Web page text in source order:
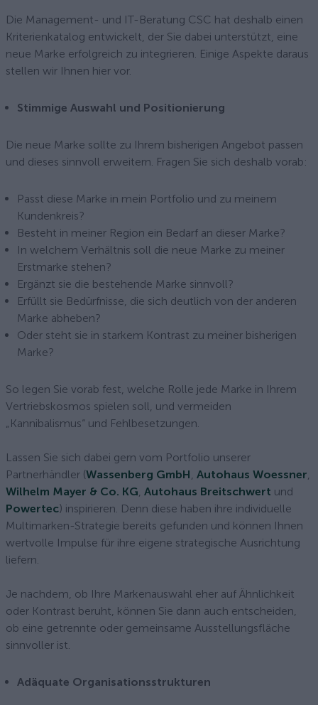
Die Management- und IT-Beratung CSC hat deshalb einen
Kriterienkatalog entwickelt, der Sie dabei unterstützt, eine
neue Marke erfolgreich zu integrieren. Einige Aspekte daraus
stellen wir Ihnen hier vor.
Stimmige Auswahl und Positionierung
Die neue Marke sollte zu Ihrem bisherigen Angebot passen
und dieses sinnvoll erweitern. Fragen Sie sich deshalb vorab:
Passt diese Marke in mein Portfolio und zu meinem
Kundenkreis?
Besteht in meiner Region ein Bedarf an dieser Marke?
In welchem Verhältnis soll die neue Marke zu meiner
Erstmarke stehen?
Ergänzt sie die bestehende Marke sinnvoll?
Erfüllt sie Bedürfnisse, die sich deutlich von der anderen
Marke abheben?
Oder steht sie in starkem Kontrast zu meiner bisherigen
Marke?
So legen Sie vorab fest, welche Rolle jede Marke in Ihrem
Vertriebskosmos spielen soll, und vermeiden
„Kannibalismus“ und Fehlbesetzungen.
Lassen Sie sich dabei gern vom Portfolio unserer
Partnerhändler (Wassenberg GmbH, Autohaus Woessner,
Wilhelm Mayer & Co. KG, Autohaus Breitschwert und
Powertec) inspirieren. Denn diese haben ihre individuelle
Multimarken-Strategie bereits gefunden und können Ihnen
wertvolle Impulse für ihre eigene strategische Ausrichtung
liefern.
Je nachdem, ob Ihre Markenauswahl eher auf Ähnlichkeit
oder Kontrast beruht, können Sie dann auch entscheiden,
ob eine getrennte oder gemeinsame Ausstellungsfläche
sinnvoller ist.
Adäquate Organisationsstrukturen